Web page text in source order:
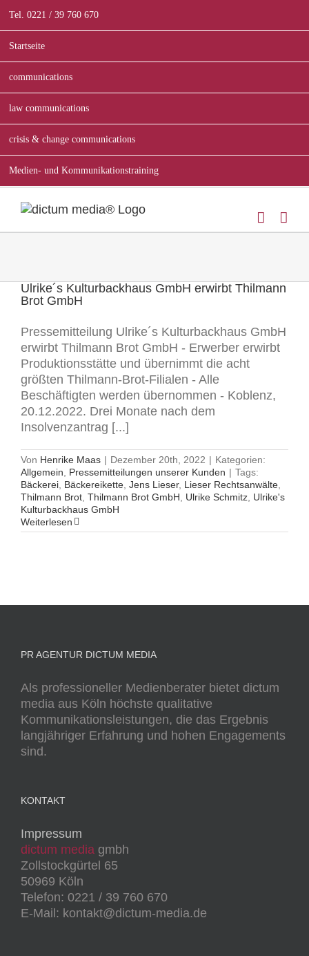
springen
Tel. 0221 / 39 760 670
Startseite
communications
law communications
crisis & change communications
Medien- und Kommunikationstraining
Ulrike´s Kulturbackhaus GmbH erwirbt Thilmann
Brot GmbH
Pressemitteilung Ulrike´s Kulturbackhaus GmbH
erwirbt Thilmann Brot GmbH - Erwerber erwirbt
Produktionsstätte und übernimmt die acht
größten Thilmann-Brot-Filialen - Alle
Beschäftigten werden übernommen - Koblenz,
20.12.2022. Drei Monate nach dem
Insolvenzantrag [...]
Von Henrike Maas | Dezember 20th, 2022 | Kategorien:
Allgemein
Pressemitteilungen unserer Kunden | Tags:
Bäckerei Bäckereikette Jens Lieser, Lieser Rechtsanwälte
Thilmann Brot Thilmann Brot GmbH Ulrike Schmitz Ulrike's
Kulturbackhaus GmbH
Weiterlesen
PR AGENTUR DICTUM MEDIA
Als professioneller Medienberater bietet dictum
media aus Köln höchste qualitative
Kommunikationsleistungen, die das Ergebnis
langjähriger Erfahrung und hohen Engagements
sind.
KONTAKT
Impressum
dictum media gmbh
Zollstockgürtel 65
50969 Köln
Telefon: 0221 / 39 760 670
E-Mail: kontakt@dictum-media.de